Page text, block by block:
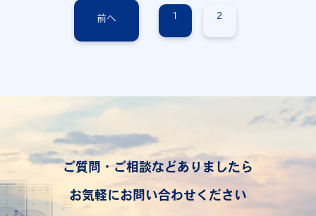
前へ 1 2
ご質問・ご相談などありましたら
お気軽にお問い合わせください